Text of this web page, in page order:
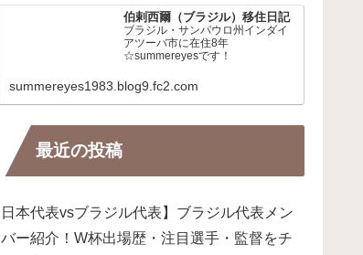
伯剌西爾（ブラジル）移住日記
ブラジル・サンパウロ州インダイ
アツーバ市に在住8年
☆summereyesです！
summereyes1983.blog9.fc2.com
最近の投稿
日本代表vsブラジル代表】ブラジル代表メン
バー紹介！W杯出場歴・注目選手・監督をチ